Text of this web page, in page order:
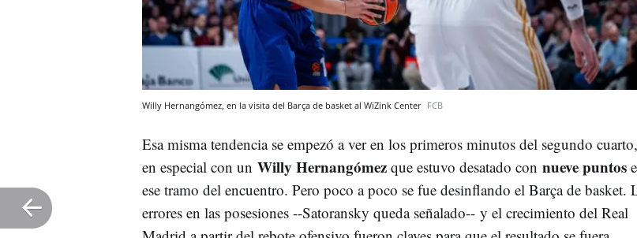
Willy Hernangómez, en la visita del Barça de basket al WiZink Center FCB
Esa misma tendencia se empezó a ver en los primeros minutos del segundo cuarto,
en especial con un Willy Hernangómez que estuvo desatado con nueve puntos
ese tramo del encuentro. Pero poco a poco se fue desinflando el Barça de basket.
errores en las posesiones --Satoransky queda señalado-- y el crecimiento del Real